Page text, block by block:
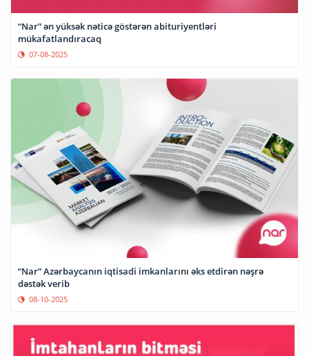
“Nar” ən yüksək nəticə göstərən abituriyentləri
mükafatlandıracaq
07-08-2025
“Nar” Azərbaycanın iqtisadi imkanlarını əks etdirən nəşrə
dəstək verib
08-10-2025